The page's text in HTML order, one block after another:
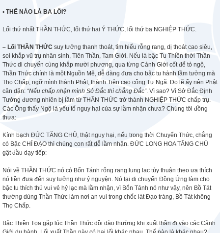
• THẾ NÀO LÀ BA LỐI ?
Lối thứ nhất THẦN THỨC, lối thứ hai Ý THỨC, lối thứ ba NGHIỆP THỨC.
– Lối THẦN THỨC suy tưởng thanh thoát, tìm hiểu rỗng rang, dị thoát cao siêu,
soi khắp vũ trụ nhân sinh, Tiên Thần, Tam Giới. Nếu là bậc Tu Thiền thời Thần
Thức di chuyển cùng khắp mười phương, qua từng Cảnh Giới cốt để tỏ ngộ,
Thần Thức chính là một Nguồn Mê, dễ dàng đưa cho bậc tu hành lầm tưởng mà
Thọ Chấp, ngỡ mình thành Phật, thành Tiên cao cống Tự Ngã. Do lẽ ấy nên Phật
căn dặn: “Nếu chấp nhận mình Sở Đắc thì chẳng Đắc”. Vì sao? Vì Sở Đắc Định
Tưởng đương nhiên bị lầm từ THẦN THỨC trở thành NGHIỆP THỨC chấp trụ.
Các Ông thấy Ngộ là yếu tố nguy hại của sự lầm nhận chưa? Chúng tôi đồng
thưa:
Kính bạch ĐỨC TĂNG CHỦ, thật nguy hại, nếu trong thời Chuyển Thức, chẳng
có Bậc CHỈ ĐẠO thì chúng con rất dễ lầm nhận. ĐỨC LONG HOA TĂNG CHỦ
gật đầu dạy tiếp:
Nói về THẦN THỨC nó có Bổn Tánh rổng rang lung lạc tùy thuận theo ưa thích
nó liền đưa đến suy tưởng như ý nguyện. Nó lại di chuyển Đồng Ứng làm cho
bậc tu thích thú vui vẻ hỷ lạc mà lầm nhận, vì Bổn Tánh nó như vậy, nên Bồ Tát
thường dùng Thần Thức làm nơi an vui trong chốc lát Đạo tràng, Bồ Tát không
Thọ Chấp.
Bậc Thiền Tọa gặp lúc Thần Thức dồi dào thường khi xuất thần đi vào các Cảnh